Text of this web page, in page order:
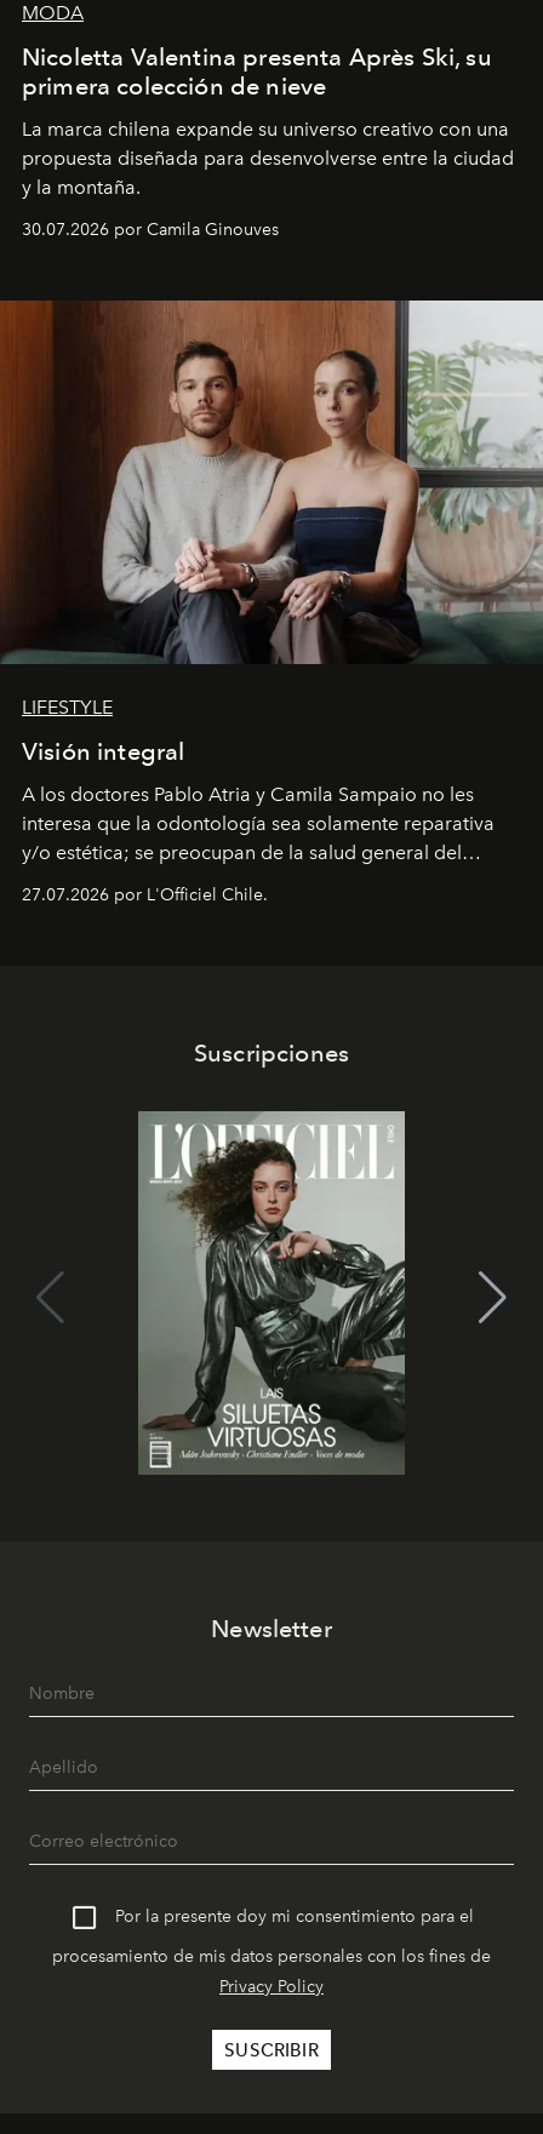
MODA
Nicoletta Valentina presenta Après Ski, su
primera colección de nieve
La marca chilena expande su universo creativo con una
propuesta diseñada para desenvolverse entre la ciudad
y la montaña.
30.07.2026 por Camila Ginouves
LIFESTYLE
Visión integral
A los doctores Pablo Atria y Camila Sampaio no les
interesa que la odontología sea solamente reparativa
y/o estética; se preocupan de la salud general del
paciente y entienden la prevención como una arista
intransable.
27.07.2026 por L'Officiel Chile.
Suscripciones
Newsletter
Por la presente doy mi consentimiento para el
procesamiento de mis datos personales con los fines de
Privacy Policy